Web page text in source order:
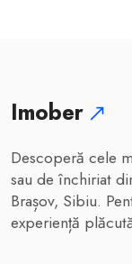
Imober
Descoperă cele
sau de închiriat
Brașov, Sibiu.
experiență